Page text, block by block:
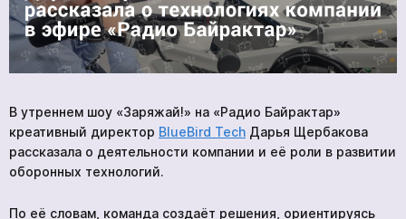
КОМПАНИИ
О НАС
КОНТАКТЫ
Академия
В утреннем шоу «Заряжай!» на «Радио Байрактар»
креативный директор BlueBird Tech Дарья Щербакова
рассказала о деятельности компании и её роли в развитии
оборонных технологий.
По её словам, команда создаёт решения, ориентируясь